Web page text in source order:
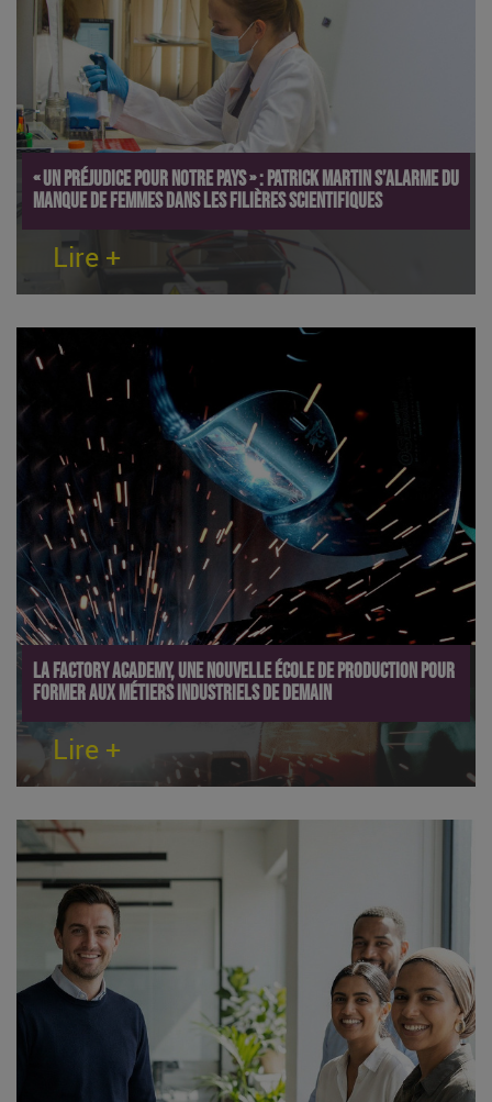
« Un préjudice pour notre pays » : Patrick Martin s’alarme du
manque de femmes dans les filières scientifiques
Lire +
La Factory Academy, une nouvelle école de production pour
former aux métiers industriels de demain
Lire +